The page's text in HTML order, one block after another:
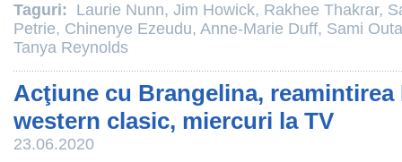
Taguri: Laurie Nunn, Jim Howick, Rakhee Thakrar,
Petrie, Chinenye Ezeudu, Anne-Marie Duff, Sami
Tanya Reynolds
Acţiune cu Brangelina,
western clasic, miercuri la TV
23.06.2020